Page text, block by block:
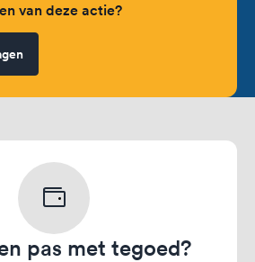
van deze actie?
pas met tegoed?